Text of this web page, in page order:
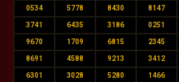
0534 5778 8430 8147
3741 6435 3186 0251
9670 1709 6815 2345
8691 4588 9213 3412
6301 3028 5280 1466